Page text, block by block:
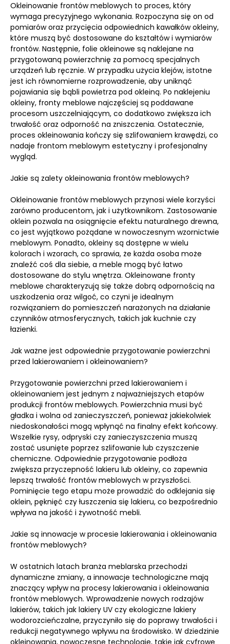
Okleinowanie frontów meblowych to proces, który
wymaga precyzyjnego wykonania. Rozpoczyna się on od
pomiarów oraz przycięcia odpowiednich kawałków okleiny,
które muszą być dostosowane do kształtów i wymiarów
frontów. Następnie, folie okleinowe są naklejane na
przygotowaną powierzchnię za pomocą specjalnych
urządzeń lub ręcznie. W przypadku użycia klejów, istotne
jest ich równomierne rozprowadzenie, aby uniknąć
pojawiania się bąbli powietrza pod okleiną. Po naklejeniu
okleiny, fronty meblowe najczęściej są poddawane
procesom uszczelniającym, co dodatkowo zwiększa ich
trwałość oraz odporność na zniszczenia. Ostatecznie,
proces okleinowania kończy się szlifowaniem krawędzi, co
nadaje frontom meblowym estetyczny i profesjonalny
wygląd.
Jakie są zalety okleinowania frontów meblowych?
Okleinowanie frontów meblowych przynosi wiele korzyści
zarówno producentom, jak i użytkownikom. Zastosowanie
oklein pozwala na osiągnięcie efektu naturalnego drewna,
co jest wyjątkowo pożądane w nowoczesnym wzornictwie
meblowym. Ponadto, okleiny są dostępne w wielu
kolorach i wzorach, co sprawia, że każda osoba może
znaleźć coś dla siebie, a meble mogą być łatwo
dostosowane do stylu wnętrza. Okleinowane fronty
meblowe charakteryzują się także dobrą odpornością na
uszkodzenia oraz wilgoć, co czyni je idealnym
rozwiązaniem do pomieszczeń narażonych na działanie
czynników atmosferycznych, takich jak kuchnie czy
łazienki.
Jak ważne jest odpowiednie przygotowanie powierzchni
przed lakierowaniem i okleinowaniem?
Przygotowanie powierzchni przed lakierowaniem i
okleinowaniem jest jednym z najważniejszych etapów
produkcji frontów meblowych. Powierzchnia musi być
gładka i wolna od zanieczyszczeń, ponieważ jakiekolwiek
niedoskonałości mogą wpłynąć na finalny efekt końcowy.
Wszelkie rysy, odpryski czy zanieczyszczenia muszą
zostać usunięte poprzez szlifowanie lub czyszczenie
chemiczne. Odpowiednie przygotowanie podłoża
zwiększa przyczepność lakieru lub okleiny, co zapewnia
lepszą trwałość frontów meblowych w przyszłości.
Pominięcie tego etapu może prowadzić do odklejania się
oklein, pęknięć czy łuszczenia się lakieru, co bezpośrednio
wpływa na jakość i żywotność mebli.
Jakie są innowacje w procesie lakierowania i okleinowania
frontów meblowych?
W ostatnich latach branża meblarska przechodzi
dynamiczne zmiany, a innowacje technologiczne mają
znaczący wpływ na procesy lakierowania i okleinowania
frontów meblowych. Wprowadzenie nowych rodzajów
lakierów, takich jak lakiery UV czy ekologiczne lakiery
wodorozcieńczalne, przyczyniło się do poprawy trwałości i
redukcji negatywnego wpływu na środowisko. W dziedzinie
okleinowania, nowoczesne technologie, takie jak cyfrowe